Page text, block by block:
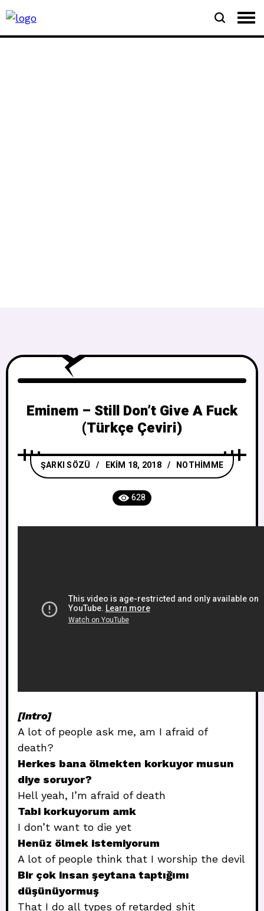
Eminem – Still Don’t Give A Fuck
(Türkçe Çeviri)
ŞARKI SÖZÜ EKIM 18, 2018 NOTHIMME
628
[Intro]
A lot of people ask me, am I afraid of
death?
Herkes bana ölmekten korkuyor musun
diye soruyor?
Hell yeah, I’m afraid of death
Tabi korkuyorum amk
I don’t want to die yet
Henüz ölmek istemiyorum
A lot of people think that I worship the devil
Bir çok insan şeytana taptığımı
düşünüyormuş
That I do all types of retarded shit